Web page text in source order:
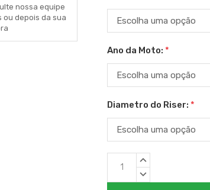
nossa equipe
ou depois da sua
Ano da Moto: *
Diametro do Riser: *
Estoque
atual:
QUANTIDADE
QUANTIDADE